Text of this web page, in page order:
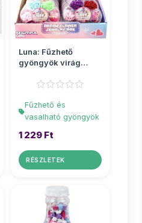
Luna: Fűzhető
gyöngyök virág
többf�...
Fűzhető és
vasalható gyöngyök
1 229 Ft
RÉSZLETEK